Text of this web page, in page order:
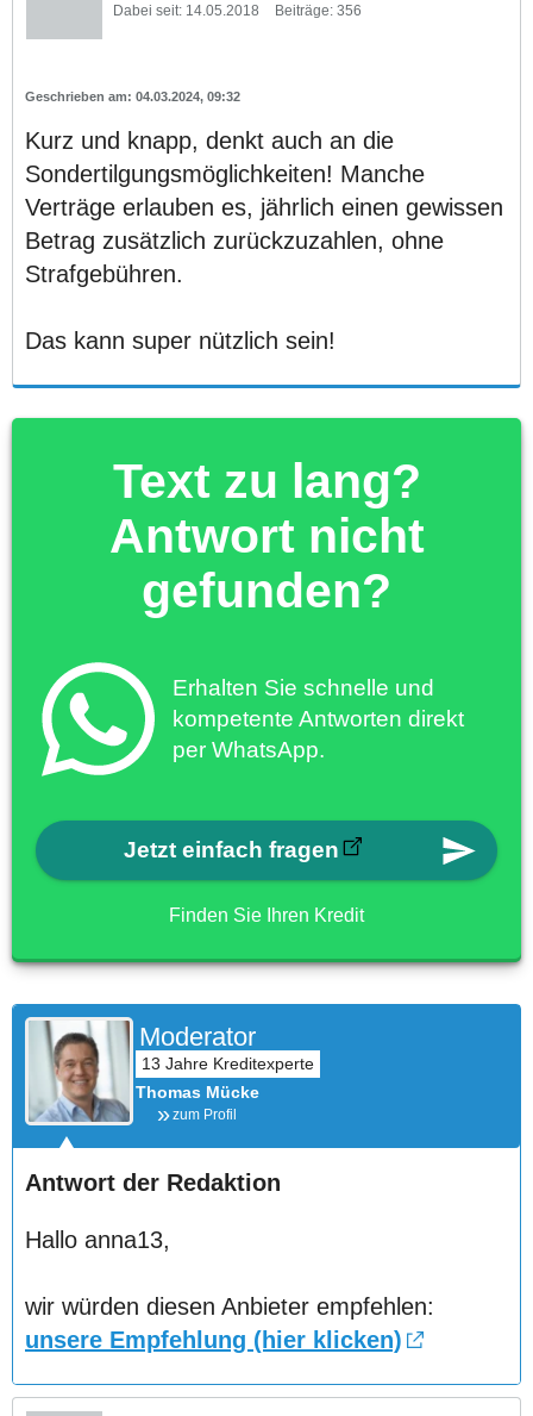
Dabei seit: 14.05.2018 Beiträge: 356
04.03.2024, 09:32
Kurz und knapp, denkt auch an die
Sondertilgungsmöglichkeiten! Manche
Verträge erlauben es, jährlich einen gewissen
Betrag zusätzlich zurückzuzahlen, ohne
Strafgebühren.
Das kann super nützlich sein!
Text zu lang?
Antwort nicht
gefunden?
Erhalten Sie schnelle und
kompetente Antworten direkt
per WhatsApp.
Jetzt einfach fragen
Finden Sie Ihren Kredit
Moderator
Thomas Mücke
zum Profil
Antwort der Redaktion
Hallo anna13,
wir würden diesen Anbieter empfehlen:
unsere Empfehlung (hier klicken)